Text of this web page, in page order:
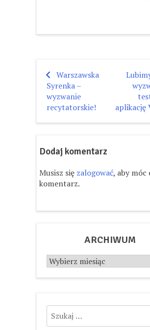
Nawigacja
wpisu
Warszawska
Syrenka –
wyzwanie
recytatorskie!
aplikację
Dodaj komentarz
Musisz się zalogować, aby móc
komentarz.
ARCHIWUM
Archiwum
Szukaj: